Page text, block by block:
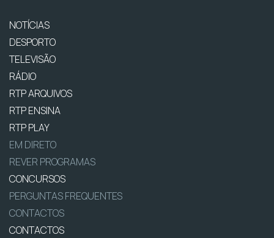
NOTÍCIAS
DESPORTO
TELEVISÃO
RÁDIO
RTP ARQUIVOS
RTP ENSINA
RTP PLAY
EM DIRETO
REVER PROGRAMAS
CONCURSOS
PERGUNTAS FREQUENTES
CONTACTOS
CONTACTOS